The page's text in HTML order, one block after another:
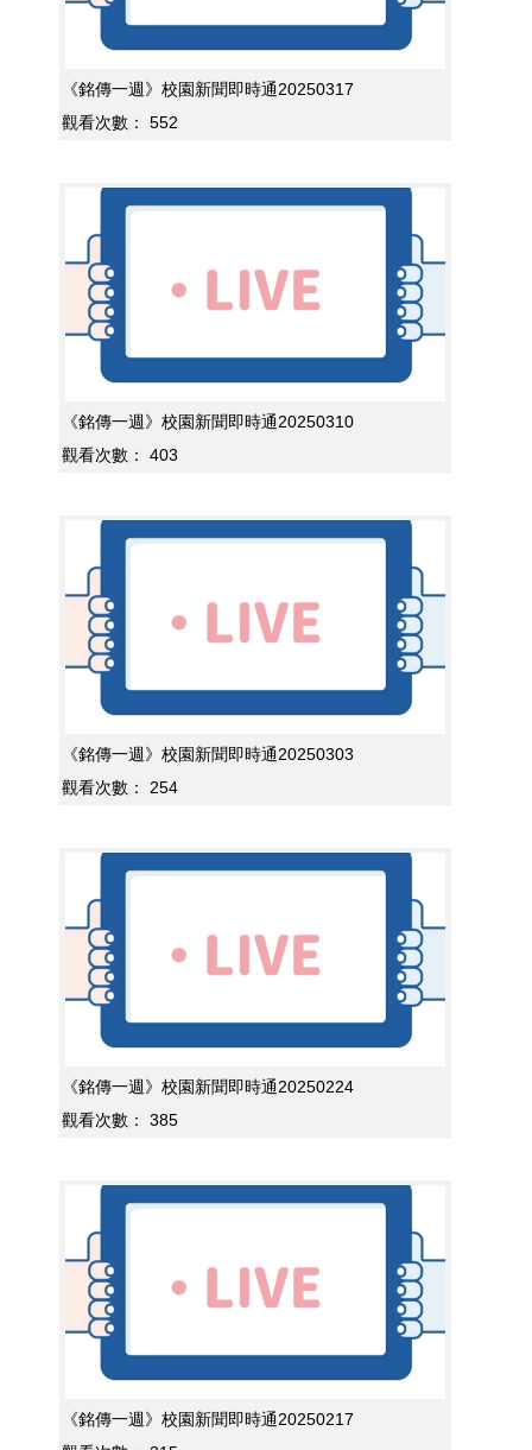
《銘傳一週》校園新聞即時通20250317
觀看次數：
552
《銘傳一週》校園新聞即時通20250310
觀看次數：
403
《銘傳一週》校園新聞即時通20250303
觀看次數：
254
《銘傳一週》校園新聞即時通20250224
觀看次數：
385
《銘傳一週》校園新聞即時通20250217